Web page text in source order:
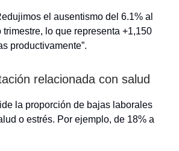
el ausentismo del 6.1% al
trimestre, lo que representa +1,150
productivamente”.
relacionada con salud
la proporción de bajas laborales
o estrés. Por ejemplo, de 18% a